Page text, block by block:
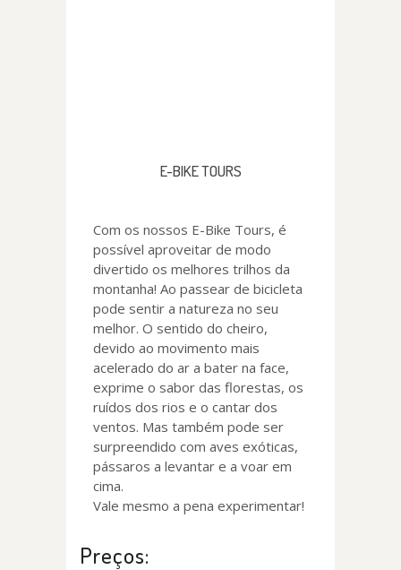
E-BIKE TOURS
Com os nossos E-Bike Tours, é
possível aproveitar de modo
divertido os melhores trilhos da
montanha! Ao passear de bicicleta
pode sentir a natureza no seu
melhor. O sentido do cheiro,
devido ao movimento mais
acelerado do ar a bater na face,
exprime o sabor das florestas, os
ruídos dos rios e o cantar dos
ventos. Mas também pode ser
surpreendido com aves exóticas,
pássaros a levantar e a voar em
cima.
Vale mesmo a pena experimentar!
Preços: